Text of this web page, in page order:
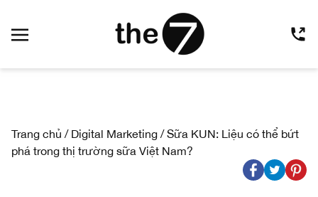
Trang chủ / Digital Marketing /Sữa KUN: Liệu có thể bứt
phá trong thị trường sữa Việt Nam?